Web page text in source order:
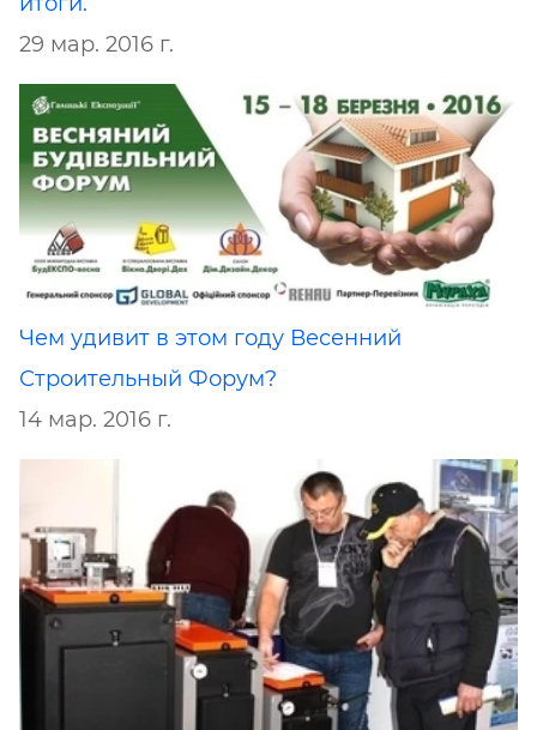
29 мар. 2016 г.
Чем удивит в этом году Весенний
Строительный Форум?
14 мар. 2016 г.